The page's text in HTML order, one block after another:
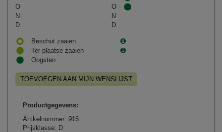
O
O
N
N
D
D
Beschut zaaien
Ter plaatse zaaien
Oogsten
TOEVOEGEN AAN MIJN WENSLIJST
Productgegevens:
Artikelnummer: 916
Prijsklasse: D